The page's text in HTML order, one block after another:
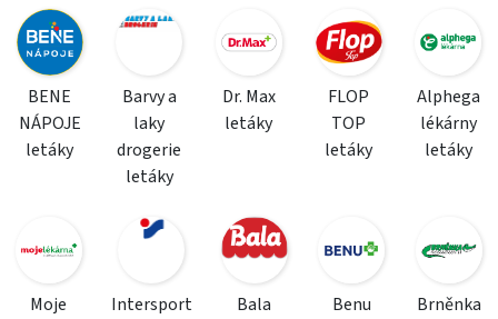
BENE
NÁPOJE
letáky
Barvy a
laky
drogerie
letáky
Dr. Max
letáky
FLOP
TOP
letáky
Alphega
lékárny
letáky
Moje
Intersport
Bala
Benu
Brněnka